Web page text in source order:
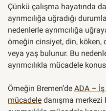
Çünkü çalışma hayatında
ayrımcılığa uğradığı
nedenlerle ayrımcılığa
örneğin cinsiyet, din,
veya yaş bulunur. Bu
ayrımcılıkla mücadele
Örneğin Bremen’de ADA – İş
mücadele danışma merkezi